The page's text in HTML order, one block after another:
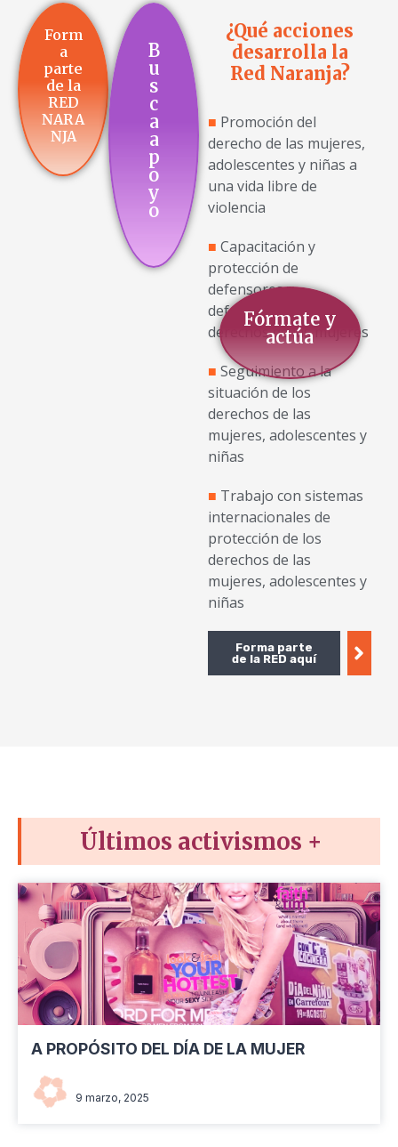
Form
a
parte
de la
RED
NARA
NJA
B
u
s
c
a
a
p
o
y
o
Fórmate y
actúa
¿Qué acciones
desarrolla la
Red Naranja?
■ Promoción del
derecho de las mujeres,
adolescentes y niñas a
una vida libre de
violencia
■ Capacitación y
protección de
defensores y
defensoras de los
derechos de las mujeres
■ Seguimiento a la
situación de los
derechos de las
mujeres, adolescentes y
niñas
■ Trabajo con sistemas
internacionales de
protección de los
derechos de las
mujeres, adolescentes y
niñas
Forma parte
de la RED aquí
Últimos activismos +
A PROPÓSITO DEL DÍA DE LA MUJER
9 marzo, 2025